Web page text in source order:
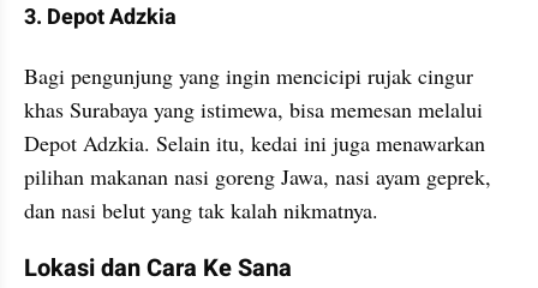
3. Depot Adzkia
Bagi pengunjung yang ingin mencicipi rujak cingur
khas Surabaya yang istimewa, bisa memesan melalui
Depot Adzkia. Selain itu, kedai ini juga menawarkan
pilihan makanan nasi goreng Jawa, nasi ayam geprek,
dan nasi belut yang tak kalah nikmatnya.
Lokasi dan Cara Ke Sana